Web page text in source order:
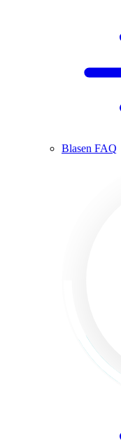
Blasen FAQ